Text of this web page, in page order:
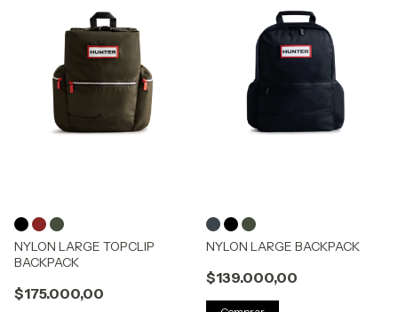
NYLON LARGE TOPCLIP
BACKPACK
$175.000,00
NYLON LARGE BACKPACK
$139.000,00